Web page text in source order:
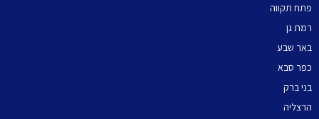
פתח תקווה
רמת גן
באר שבע
כפר סבא
בני ברק
הרצליה